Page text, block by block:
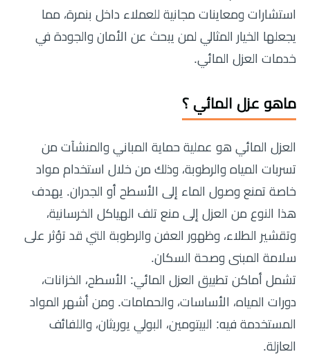
استشارات ومعاينات مجانية للعملاء داخل بنمرة، مما
يجعلها الخيار المثالي لمن يبحث عن الأمان والجودة في
خدمات العزل المائي.
ماهو عزل المائي ؟
العزل المائي هو عملية حماية المباني والمنشآت من
تسربات المياه والرطوبة، وذلك من خلال استخدام مواد
خاصة تمنع وصول الماء إلى الأسطح أو الجدران. يهدف
هذا النوع من العزل إلى منع تلف الهياكل الخرسانية،
وتقشير الطلاء، وظهور العفن والرطوبة التي قد تؤثر على
سلامة المبنى وصحة السكان.
تشمل أماكن تطبيق العزل المائي: الأسطح، الخزانات،
دورات المياه، الأساسات، والحمامات. ومن أشهر المواد
المستخدمة فيه: البيتومين، البولي يوريثان، واللفائف
العازلة.